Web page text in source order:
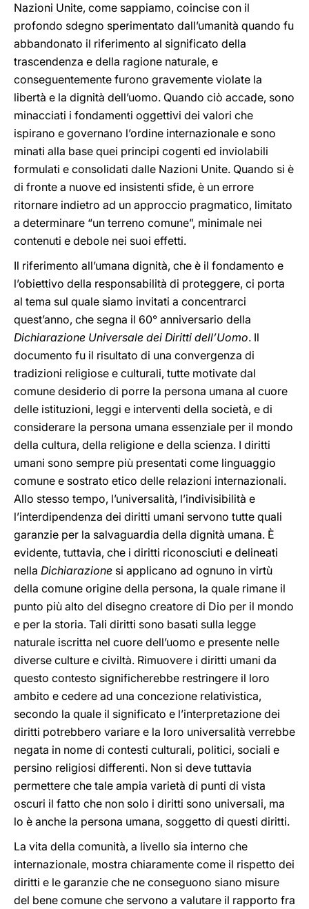
Nazioni Unite, come sappiamo, coincise con il
profondo sdegno sperimentato dall’umanità quando fu
abbandonato il riferimento al significato della
trascendenza e della ragione naturale, e
conseguentemente furono gravemente violate la
libertà e la dignità dell’uomo. Quando ciò accade, sono
minacciati i fondamenti oggettivi dei valori che
ispirano e governano l’ordine internazionale e sono
minati alla base quei principi cogenti ed inviolabili
formulati e consolidati dalle Nazioni Unite. Quando si è
di fronte a nuove ed insistenti sfide, è un errore
ritornare indietro ad un approccio pragmatico, limitato
a determinare “un terreno comune”, minimale nei
contenuti e debole nei suoi effetti.
Il riferimento all’umana dignità, che è il fondamento e
l’obiettivo della responsabilità di proteggere, ci porta
al tema sul quale siamo invitati a concentrarci
quest’anno, che segna il 60° anniversario della
Dichiarazione Universale dei Diritti dell’Uomo. Il
documento fu il risultato di una convergenza di
tradizioni religiose e culturali, tutte motivate dal
comune desiderio di porre la persona umana al cuore
delle istituzioni, leggi e interventi della società, e di
considerare la persona umana essenziale per il mondo
della cultura, della religione e della scienza. I diritti
umani sono sempre più presentati come linguaggio
comune e sostrato etico delle relazioni internazionali.
Allo stesso tempo, l’universalità, l’indivisibilità e
l’interdipendenza dei diritti umani servono tutte quali
garanzie per la salvaguardia della dignità umana. È
evidente, tuttavia, che i diritti riconosciuti e delineati
nella Dichiarazione si applicano ad ognuno in virtù
della comune origine della persona, la quale rimane il
punto più alto del disegno creatore di Dio per il mondo
e per la storia. Tali diritti sono basati sulla legge
naturale iscritta nel cuore dell’uomo e presente nelle
diverse culture e civiltà. Rimuovere i diritti umani da
questo contesto significherebbe restringere il loro
ambito e cedere ad una concezione relativistica,
secondo la quale il significato e l’interpretazione dei
diritti potrebbero variare e la loro universalità verrebbe
negata in nome di contesti culturali, politici, sociali e
persino religiosi differenti. Non si deve tuttavia
permettere che tale ampia varietà di punti di vista
oscuri il fatto che non solo i diritti sono universali, ma
lo è anche la persona umana, soggetto di questi diritti.
La vita della comunità, a livello sia interno che
internazionale, mostra chiaramente come il rispetto dei
diritti e le garanzie che ne conseguono siano misure
del bene comune che servono a valutare il rapporto fra